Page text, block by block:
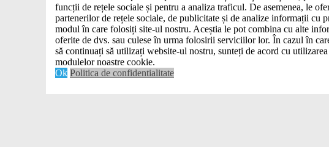
funcții de rețele sociale și pentru a analiza traficul. De asemenea, le
partenerilor de rețele sociale, de publicitate și de analize informații cu
modul în care folosiți site-ul nostru. Aceștia le pot combina cu alte
oferite de dvs. sau culese în urma folosirii serviciilor lor. În cazul în
să continuați să utilizați website-ul nostru, sunteți de acord cu utilizarea
modulelor noastre cookie.
Ok Politica de confidentialitate